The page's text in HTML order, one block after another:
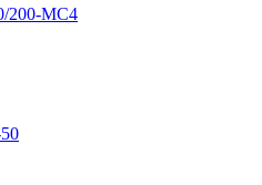
200-MC4